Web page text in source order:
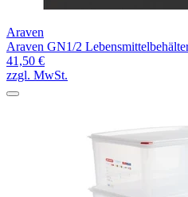
Araven
Araven GN1/2
41,50 €
zzgl. MwSt.